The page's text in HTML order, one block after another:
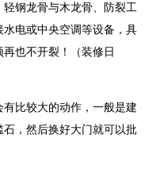
钢龙骨与木龙骨、防裂工
电或中央空调等设备，具
也不开裂！（装修日
比较大的动作，一般是建
，然后换好大门就可以批